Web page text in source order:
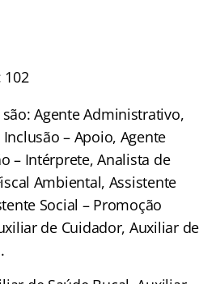
102
Agente Administrativo,
– Apoio, Agente
– Intérprete, Analista de
Ambiental, Assistente
Social – Promoção
de Cuidador, Auxiliar de